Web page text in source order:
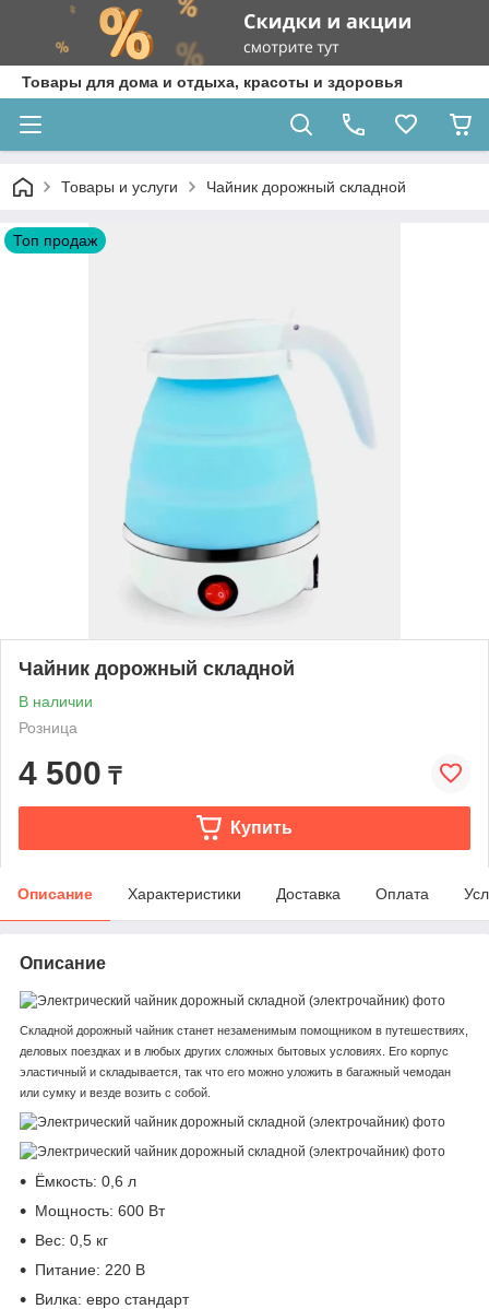
Товары для дома и отдыха, красоты и здоровья
Товары и услуги Чайник дорожный складной
Топ продаж
Чайник дорожный складной
В наличии
Розница
4 500 ₸
Купить
Описание Характеристики Доставка Оплата
Описание
Складной дорожный чайник станет незаменимым помощником в путешествиях,
деловых поездках и в любых других сложных бытовых условиях. Его корпус
эластичный и складывается, так что его можно уложить в багажный чемодан
или сумку и везде возить с собой.
Ёмкость: 0,6 л
Мощность: 600 Вт
Вес: 0,5 кг
Питание: 220 В
Вилка: евро стандарт